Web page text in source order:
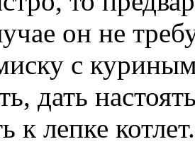
он не
с
дать
к лепке котлет.